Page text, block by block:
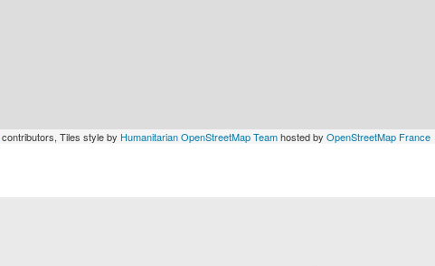
contributors, Tiles style by Humanitarian OpenStreetMap Teamhosted by OpenStreetMap France